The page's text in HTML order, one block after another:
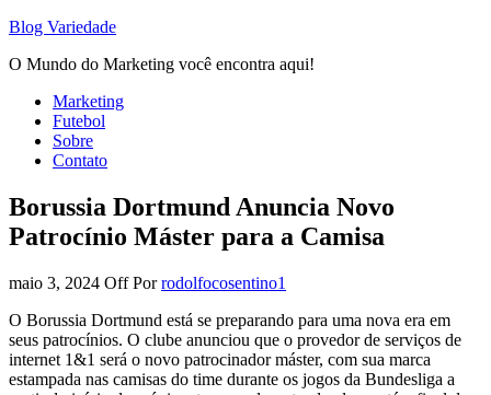
Blog Variedade
O Mundo do Marketing você encontra aqui!
Marketing
Futebol
Sobre
Contato
Borussia Dortmund Anuncia Novo
Patrocínio Máster para a Camisa
maio 3, 2024 OffPor rodolfocosentino1
O Borussia Dortmund está se preparando para uma nova era em
seus patrocínios. O clube anunciou que o provedor de serviços de
internet 1&1 será o novo patrocinador máster, com sua marca
estampada nas camisas do time durante os jogos da Bundesliga a